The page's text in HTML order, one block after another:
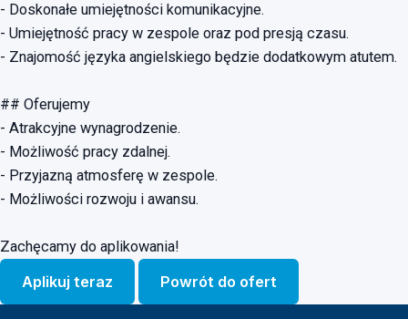
- Doskonałe umiejętności komunikacyjne.
- Umiejętność pracy w zespole oraz pod presją czasu.
- Znajomość języka angielskiego będzie dodatkowym atutem.
## Oferujemy
- Atrakcyjne wynagrodzenie.
- Możliwość pracy zdalnej.
- Przyjazną atmosferę w zespole.
- Możliwości rozwoju i awansu.
Zachęcamy do aplikowania!
Aplikuj teraz Powrót do ofert